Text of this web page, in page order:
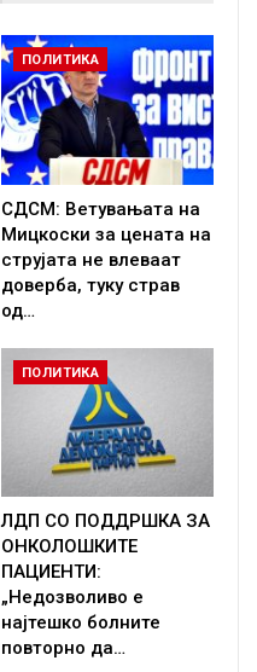
ПОЛИТИКА
СДСМ: Ветувањата на
Мицкоски за цената на
струјата не влеваат
доверба, туку страв
од…
ПОЛИТИКА
ЛДП СО ПОДДРШКА ЗА
ОНКОЛОШКИТЕ
ПАЦИЕНТИ:
„Недозволиво е
најтешко болните
повторно да…